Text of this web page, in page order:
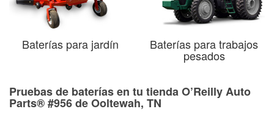
Baterías para jardín Baterías para trabajos
pesados
Pruebas de baterías en tu tienda O’Reilly Auto
Parts® #956 de Ooltewah, TN